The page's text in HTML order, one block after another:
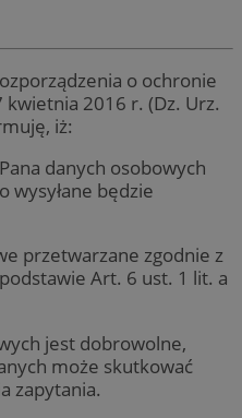
o ochronie
2016 r. (Dz. Urz.
iż:
danych osobowych
wysyłane będzie
przetwarzane zgodnie z
Art. 6 ust. 1 lit. a
jest dobrowolne,
może skutkować
zapytania.